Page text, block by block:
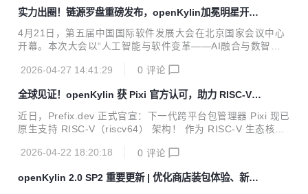
防科技大学、湖南大学、湖南师范大学、长沙理工大学举行。
OpenAtom openKylin（以下简称“openKylin”）连续多年作为
支持单位与CCF开源发展委员会共同推进开源教育，建立产学
X-TeeOS SIG Maintainer李英俊在...
实力出圈！链源罗盘重磅发布，openKylin加冕明星开源
社区
4月21日，第五届中国国际软件发展大会在北京国家会议中心
开幕。本次大会以“人工智能与软件变革——AI融合与数智出
量。作为中国开源生态的重要力量，OpenAtom openKylin
力与持续的技术创新，一举斩获“2025年软件和信息技术服务
业明星开源社区”行业荣誉。 同时，由麒麟软件联合国防科技
大学、北京航空航天大学、工信部电子五所、中国科学院软件
网湖北公司及openKylin社区等多方共同承担的国家重点研发
2026-04-27 14:41:29 0 评论
全球见证！openKylin 获 Pixi 官方认可，助力 RISC-V
生态再获硬核突破
近日，Prefix.dev 正式官宣：下一代跨平台包管理器 Pixi 现已
原生支持 RISC-V（riscv64） 架构！ 作为 RISC-V 生态核心
际Pixi官方点名认可——社区基于RISC-V SIG组在软件生态移
件仓库建设，为 Pixi 落地 RISC-V 奠定坚实基础，让全球开
2026-04-22 18:20:18 0 评论
openKylin 2.0 SP2 重要更新 | 优化商店装包体验、新增